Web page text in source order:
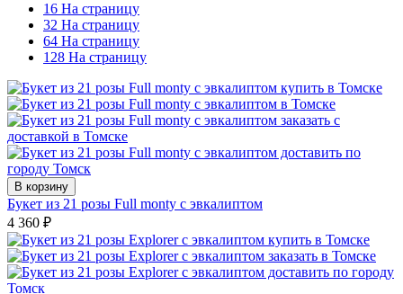
16 На страницу
32 На страницу
64 На страницу
128 На страницу
В корзину
Букет из 21 розы Full monty с эвкалиптом
4 360 ₽